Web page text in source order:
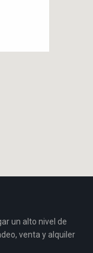
un alto nivel de
venta y alquiler